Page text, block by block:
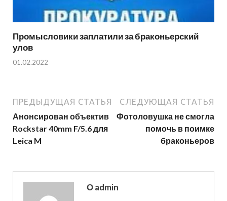
Промысловики заплатили за браконьерский
улов
01.02.2022
ПРЕДЫДУЩАЯ СТАТЬЯ
Анонсирован объектив
Rockstar 40mm F/5.6 для
Leica M
СЛЕДУЮЩАЯ СТАТЬЯ
Фотоловушка не смогла
помочь в поимке
браконьеров
О admin